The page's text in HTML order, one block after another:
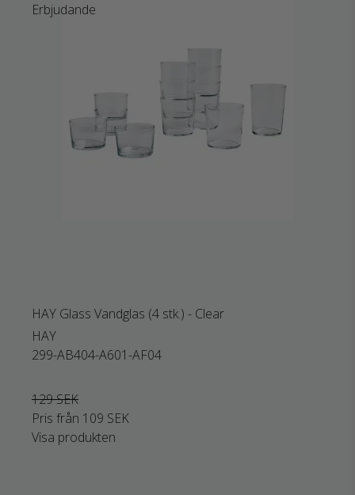
Erbjudande
HAY Glass Vandglas (4 stk.) - Clear
HAY
299-AB404-A601-AF04
129 SEK
Pris från 109 SEK
Visa produkten